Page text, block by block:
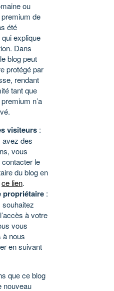
ou
premium de
été
explique
Dans
blog peut
protégé par
rendant
tant que
n’a
visiteurs :
avez des
vous
le
du blog en
ce lien.
propriétaire :
à votre
vous
à nous
en suivant
que ce blog
nouveau